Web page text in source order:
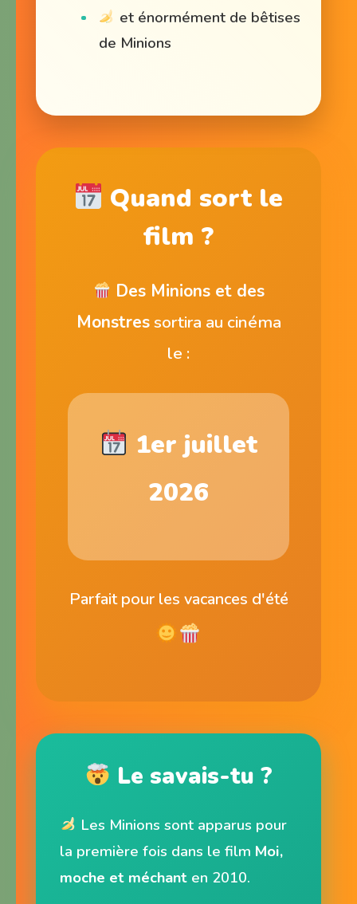
et énormément de bêtises
de Minions
Quand sort le
film ?
Des Minions et des
Monstressortira au cinéma
le :
1er juillet
2026
Parfait pour les vacances d'été
Le savais-tu ?
Les Minions sont apparus pour
la première fois dans le film Moi,
moche et méchant en 2010.